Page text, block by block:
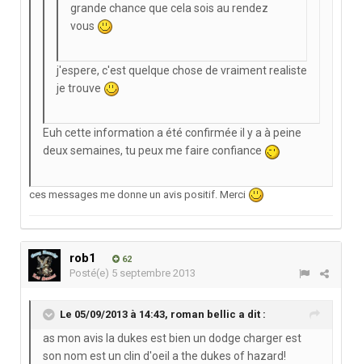
grande chance que cela sois au rendez
vous
j'espere, c'est quelque chose de vraiment realiste
je trouve
Euh cette information a été confirmée il y a à peine
deux semaines, tu peux me faire confiance
ces messages me donne un avis positif. Merci
rob1 62
Posté(e) 5 septembre 2013
Le 05/09/2013 à 14:43, roman bellic a dit :
as mon avis la dukes est bien un dodge charger est
son nom est un clin d'oeil a the dukes of hazard!